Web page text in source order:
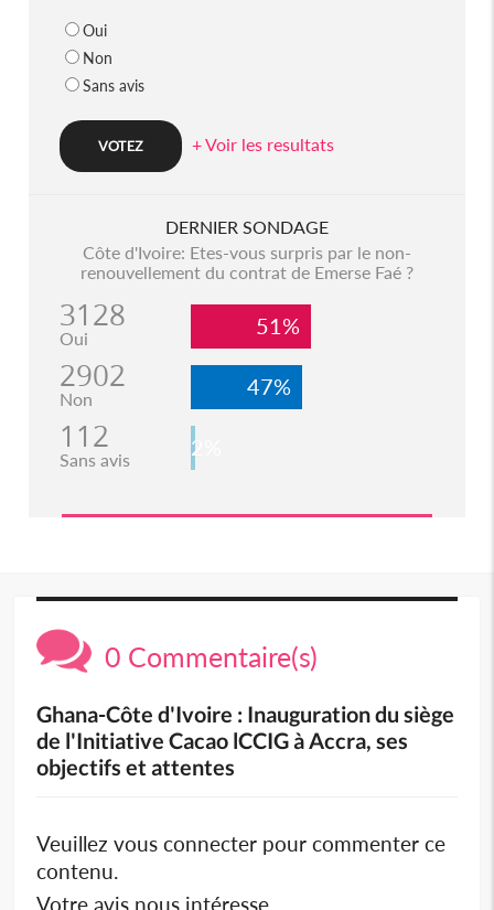
Oui
Non
Sans avis
+ Voir les resultats
DERNIER SONDAGE
Côte d'Ivoire: Etes-vous surpris par le non-
renouvellement du contrat de Emerse Faé ?
3128
Oui 51%
2902
Non 47%
112
Sans avis 2%
0 Commentaire(s)
Ghana-Côte d'Ivoire : Inauguration du siège
de l'Initiative Cacao lCCIG à Accra, ses
objectifs et attentes
Veuillez vous connecter pour commenter ce
contenu.
Votre avis nous intéresse.